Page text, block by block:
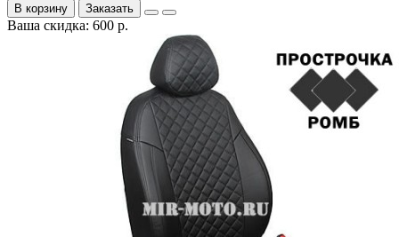
В корзину Заказать
Ваша скидка: 600 р.